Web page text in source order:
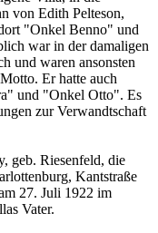
von Edith Pelteson,
"Onkel Benno" und
war in der damaligen
und waren ansonsten
Er hatte auch
und "Onkel Otto". Es
zur Verwandtschaft
geb. Riesenfeld, die
Kantstraße
27. Juli 1922 im
Vater.